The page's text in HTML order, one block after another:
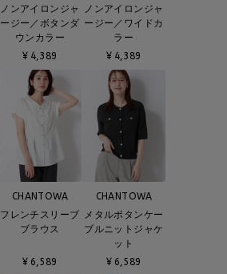
ノンアイロンジャ
ージー／ボタンダ
ウンカラー
¥ 4,389
ノンアイロンジャ
ージー／ワイドカ
ラー
¥ 4,389
CHANTOWA
フレンチスリーブ
ブラウス
¥ 6,589
CHANTOWA
メタルボタンケー
ブルニットジャケ
ット
¥ 6,589